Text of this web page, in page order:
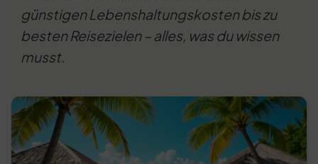
günstigen Lebenshaltungskosten bis zu
besten Reisezielen – alles, was du wissen
musst.